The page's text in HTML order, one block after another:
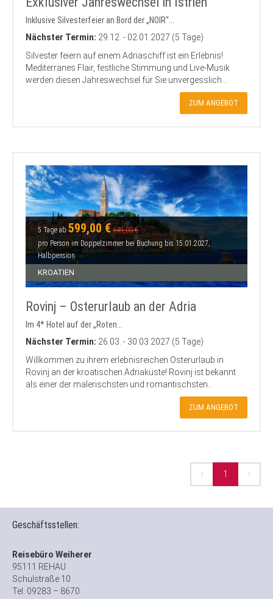
Inklusive Silvesterfeier an Bord der „NOIR“...
Nächster Termin: 29.12. - 02.01.2027 (5 Tage)
Silvester feiern auf einem Adriaschiff ist ein Erlebnis!
Mediterranes Flair, festliche Stimmung und Live-Musik
werden diesen Jahreswechsel für Sie unvergesslich...
ZUM ANGEBOT
5 Tage ab599,00 € 649,00 €
pro Person im Doppelzimmer bei Buchung bis 15.01.2027,
Halbpension
KROATIEN
Rovinj – Osterurlaub an der Adria
Im 4* Hotel auf der „Roten...
Nächster Termin: 26.03. - 30.03.2027 (5 Tage)
Willkommen zu ihrem erlebnisreichen Osterurlaub in
Rovinj an der kroatischen Adriaküste! Rovinj ist bekannt
als einer der malerischsten und romantischsten...
ZUM ANGEBOT
1
Geschäftsstellen:
Reisebüro Weiherer
95111 REHAU
Schulstraße 10
Tel. 09283 – 8670